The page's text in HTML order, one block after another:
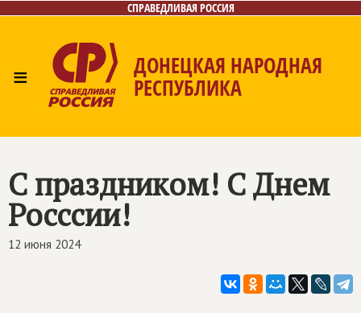
СПРАВЕДЛИВАЯ РОССИЯ
≡ ДОНЕЦКАЯ НАРОДНАЯ
РЕСПУБЛИКА
С праздником! С Днем
Росссии!
12 июня 2024